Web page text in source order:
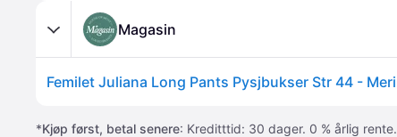
Magasin
*Kjøp først, betal senere: Kreditttid: 30 dager. 0 % årlig rente.